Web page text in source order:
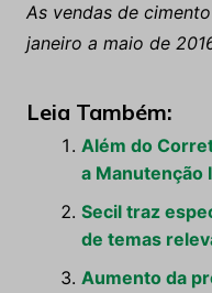
As vendas de
janeiro a maio de
Leia Também:
Além do
a Manutenção
Secil traz
de temas
Aumento da